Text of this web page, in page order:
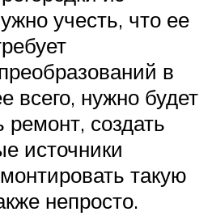
учесть, что ее
в
всего, нужно будет
ремонт, создать
источники
такую
непросто.